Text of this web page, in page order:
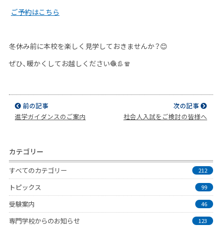
ご予約はこちら
冬休み前に本校を楽しく見学しておきませんか？😊
ぜひ、暖かくしてお越しください🧶👢🧣
前の記事
進学ガイダンスのご案内
次の記事
社会人入試をご検討の皆様へ
カテゴリー
すべてのカテゴリー 212
トピックス 99
受験案内 46
専門学校からのお知らせ 123